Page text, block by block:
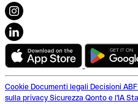
Cookie Documenti legali Decisioni
sulla privacy Sicurezza Qonto e l'IA